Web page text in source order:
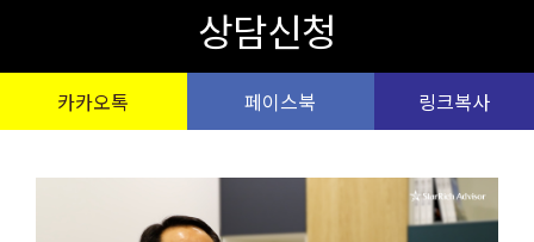
상담신청
카카오톡 페이스북 링크복사